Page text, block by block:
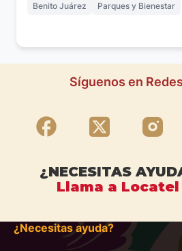
Benito Juárez Parques y Bienestar
Síguenos en
¿NECESITAS
Llama a Locatel
¿Necesitas ayuda?